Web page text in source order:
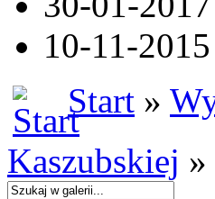
10-11-2015
Start »
Kaszubskiej